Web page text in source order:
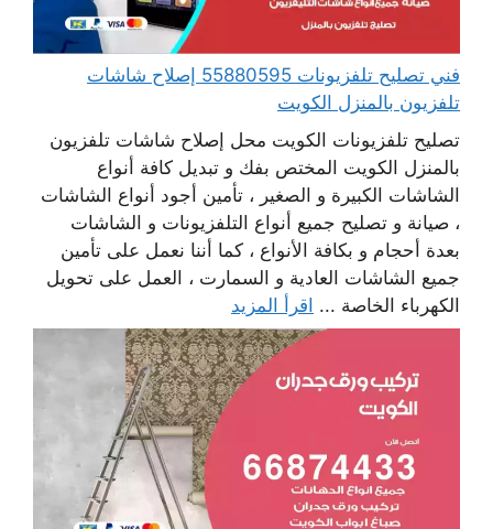
فني تصليح تلفزيونات 55880595 إصلاح شاشات
تلفزيون بالمنزل الكويت
تصليح تلفزيونات الكويت محل إصلاح شاشات تلفزيون
بالمنزل الكويت المختص بفك و تبديل كافة أنواع
الشاشات الكبيرة و الصغير ، تأمين أجود أنواع الشاشات
، صيانة و تصليح جميع أنواع التلفزيونات و الشاشات
بعدة أحجام و بكافة الأنواع ، كما أننا نعمل على تأمين
جميع الشاشات العادية و السمارت ، العمل على تحويل
الكهرباء الخاصة ... اقرأ المزيد